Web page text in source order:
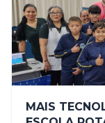
MAIS